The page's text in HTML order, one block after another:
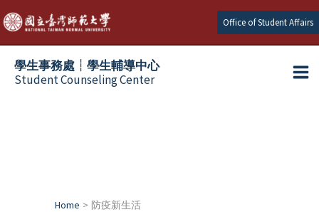
Skip
to
content
Office of Student Affairs
學生事務處┆學生輔導中心
Student Counseling Center
Home 防疫新生活